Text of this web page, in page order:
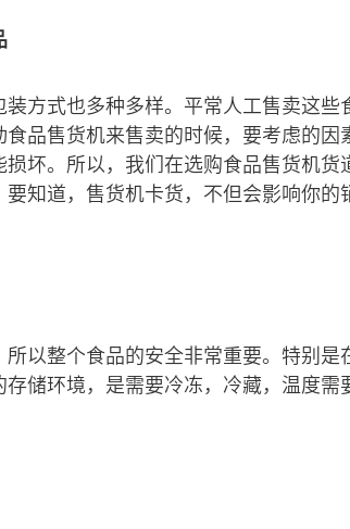
方式也多种多样。平常人工售卖这
品售货机来售卖的时候，要考虑的
坏。所以，我们在选购食品售货机
知道，售货机卡货，不但会影响你
以整个食品的安全非常重要。特别
储环境，是需要冷冻，冷藏，温度